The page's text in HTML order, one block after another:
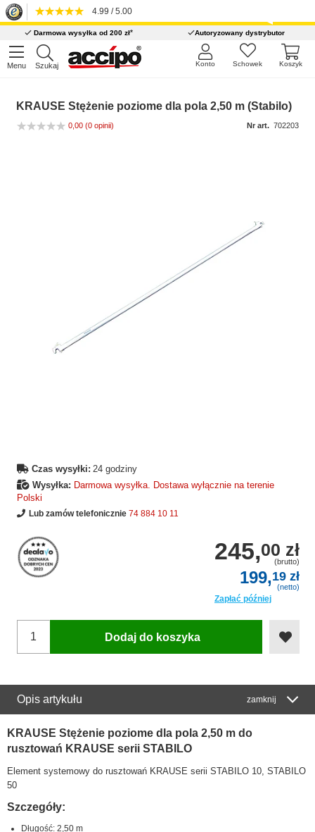
4.99 / 5.00
Darmowa wysyłka od 200 zł* Autoryzowany dystrybutor
Menu Szukaj Koszyk
Schowek
Konto
KRAUSE Stężenie poziome dla pola 2,50 m (Stabilo)
0,00 (0 opinii) Nr art. 702203
Czas wysyłki: 24 godziny
Wysyłka: Darmowa wysyłka. Dostawa wyłącznie na terenie
Polski
Lub zamów telefonicznie 74 884 10 11
245,00 zł
(brutto)
199,19 zł
(netto)
Zapłać później
Dodaj do koszyka
Opis artykułu zamknij
KRAUSE Stężenie poziome dla pola 2,50 m do
rusztowań KRAUSE serii STABILO
Element systemowy do rusztowań KRAUSE serii STABILO 10, STABILO
50
Szczegóły:
Długość: 2,50 m